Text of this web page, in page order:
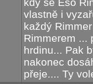
vlastně i
každý
Rimmerem ...
hrdinu... Pak
nakonec
přeje.... Ty